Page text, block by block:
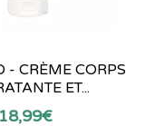
- CRÈME CORPS
ET...
18,99€